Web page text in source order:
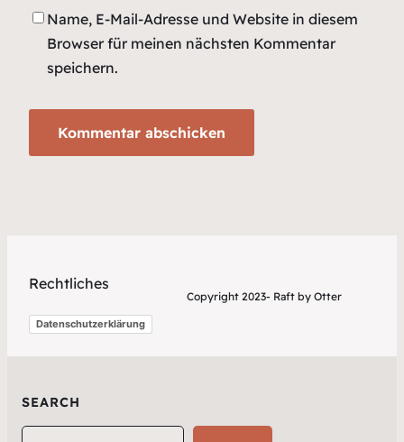
Name, E-Mail-Adresse und Website in diesem
Browser für meinen nächsten Kommentar
speichern.
Rechtliches
Datenschutzerklärung
Copyright 2023- Raft by Otter
SEARCH